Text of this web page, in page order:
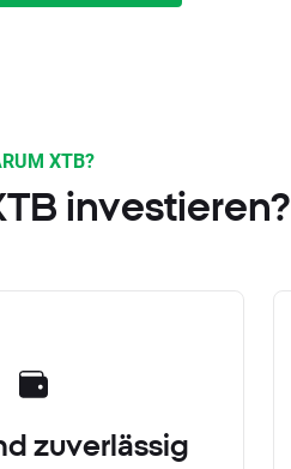
XTB?
investieren?
zuverlässig